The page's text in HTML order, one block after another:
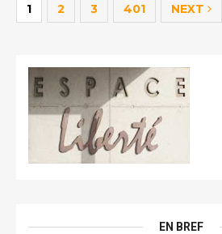
1 2 3 401 NEXT
EN BREF